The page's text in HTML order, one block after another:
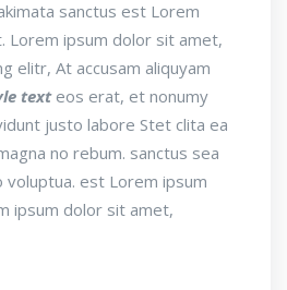
sanctus est Lorem
Lorem ipsum dolor sit amet,
elitr, At accusam aliquyam
texteos erat, et nonumy
justo labore Stet clita ea
no rebum. sanctus sea
est Lorem ipsum
ipsum dolor sit amet,